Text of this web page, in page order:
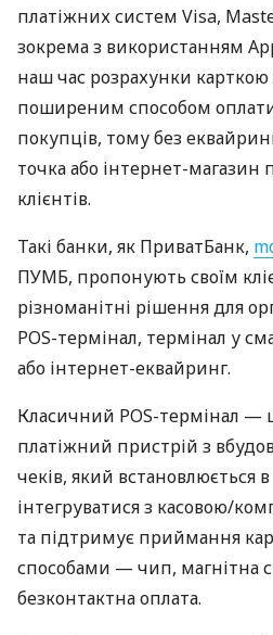
платіжних систем Visa,
зокрема з використанням
наш час розрахунки
поширеним способом оплати
покупців, тому без
точка або інтернет-магазин
клієнтів.
Такі банки, як ПриватБанк,
ПУМБ, пропонують своїм
різноманітні рішення для
POS-термінал, термінал у
або інтернет-еквайринг.
Класичний POS-термінал —
платіжний пристрій з
чеків, який встановлюється
інтегруватися з касовою/
та підтримує приймання
способами — чип, магнітна
безконтактна оплата.